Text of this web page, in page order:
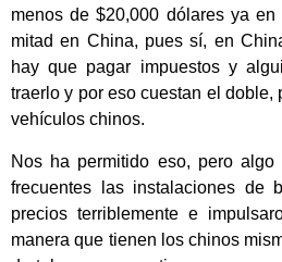
menos de $20,000 dólares ya
mitad en China, pues sí, en
hay que pagar impuestos y
traerlo y por eso cuestan el doble,
vehículos chinos.
Nos ha permitido eso, pero
frecuentes las instalaciones de
precios terriblemente e
manera que tienen los chinos